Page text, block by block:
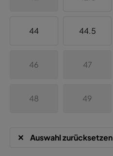
44 44.5
46 47
48 49
Auswahl zurücksetzen